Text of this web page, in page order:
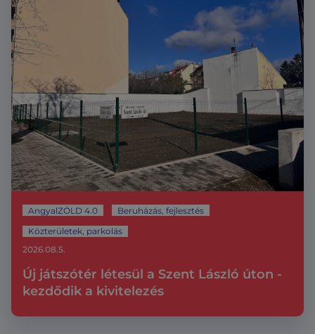
AngyalZÖLD 4.0
Beruházás, fejlesztés
Közterületek, parkolás
Új játszótér létesül a Szent László úton -
kezdődik a kivitelezés
2026.08.5.